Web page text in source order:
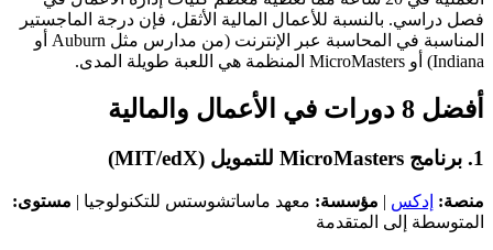
فصل دراسي. بالنسبة للأعمال المالية الأثقل، فإن درجة الماجستير
المناسبة في المحاسبة عبر الإنترنت (من مدارس مثل Auburn أو
Indiana) أو MicroMasters المنظمة هي اللعبة طويلة المدى.
أفضل 8 دورات في الأعمال والمالية
1. برنامج MicroMasters للتمويل (MIT/edX)
منصة: إدكس | مؤسسة: معهد ماساتشوستس للتكنولوجيا | مستوى:
المتوسطة إلى المتقدمة